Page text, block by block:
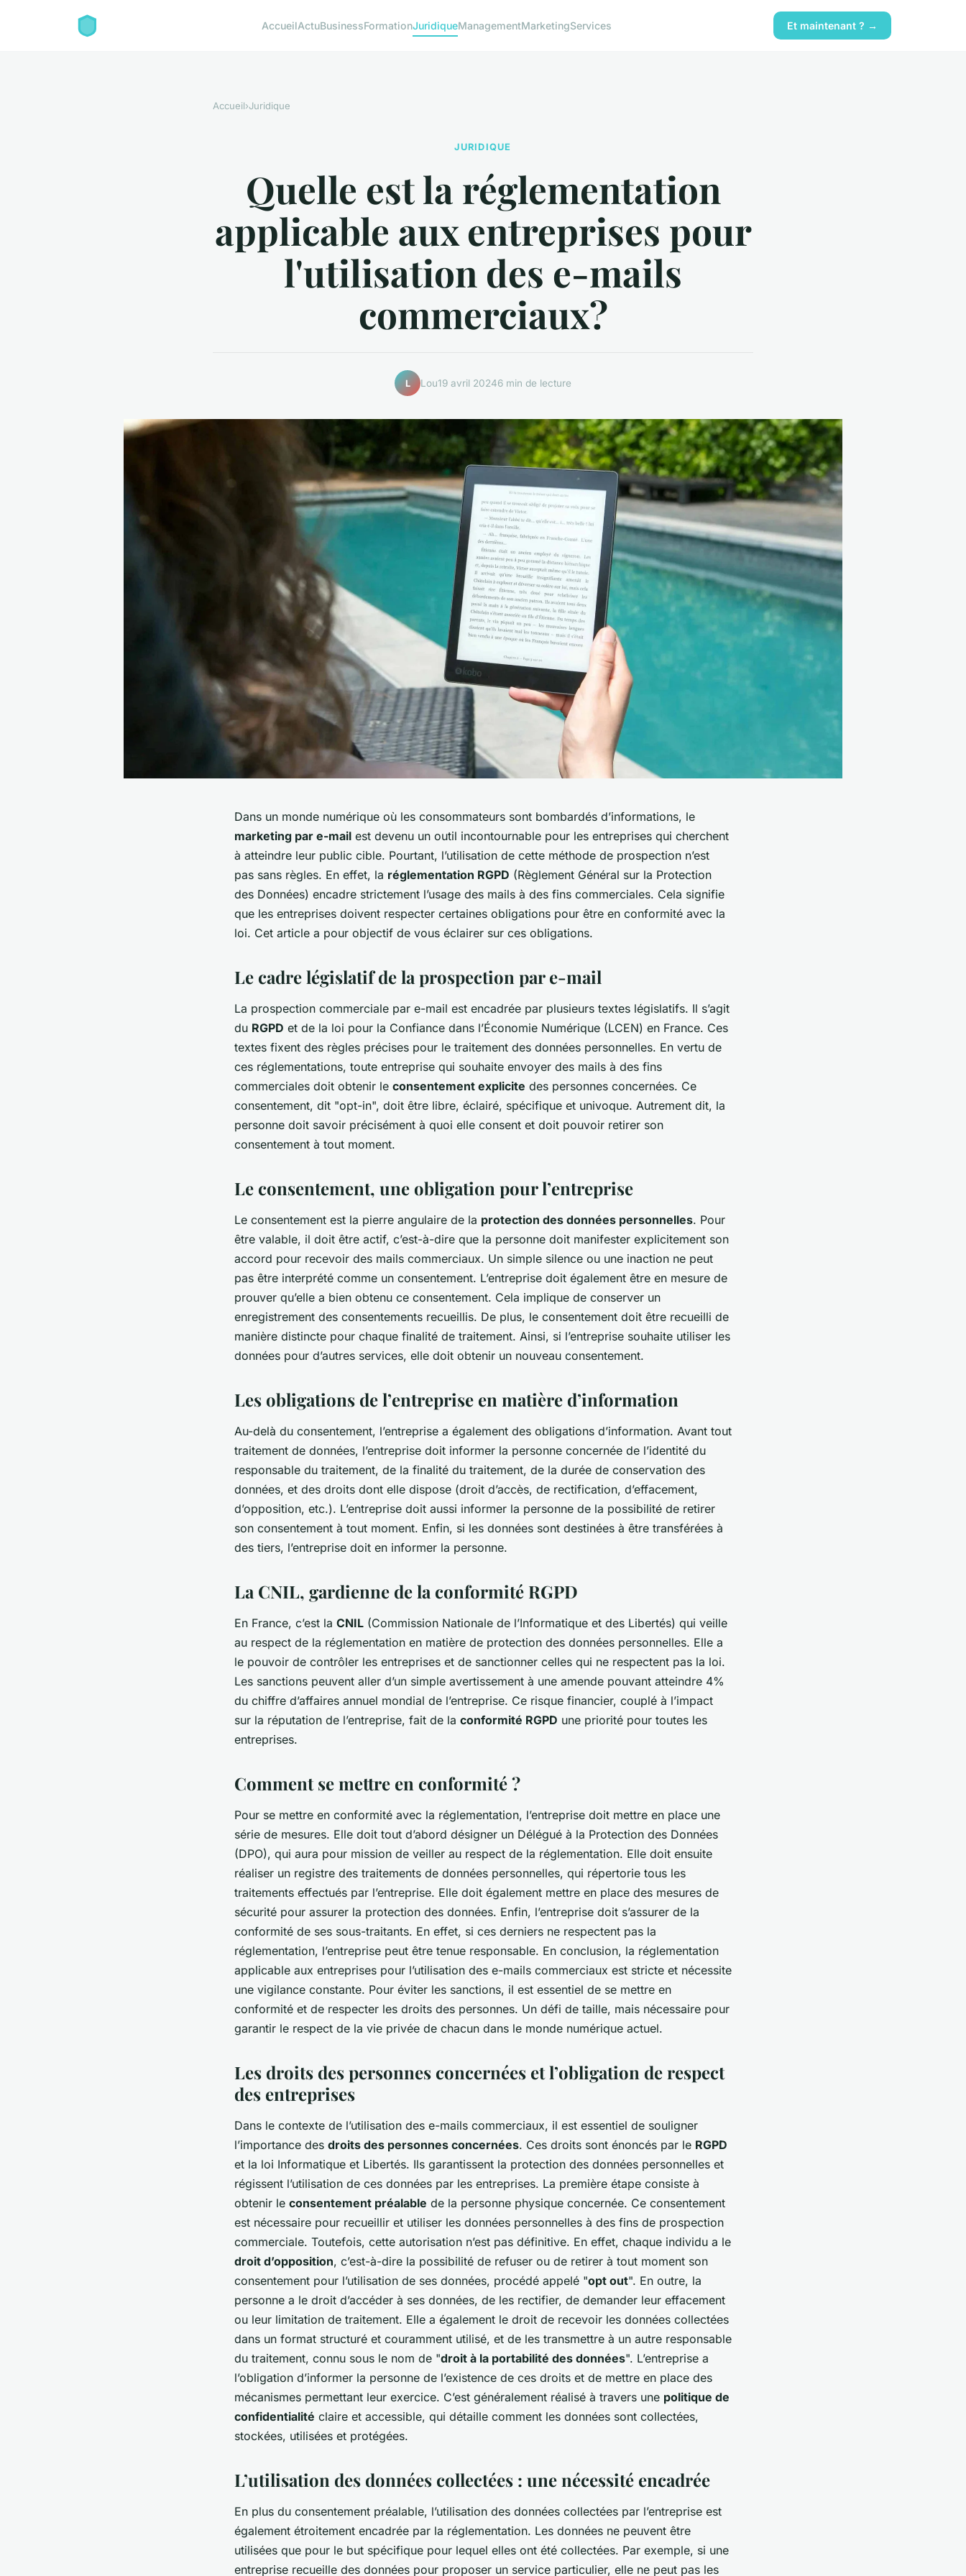
AccueilActuBusinessFormationJuridiqueManagementMarketingServices Et maintenant ? →
Accueil›Juridique
JURIDIQUE
Quelle est la réglementation
applicable aux entreprises pour
l'utilisation des e-mails
commerciaux?
L Lou19 avril 20246 min de lecture
Dans un monde numérique où les consommateurs sont bombardés d’informations, le
marketing par e-mail est devenu un outil incontournable pour les entreprises qui cherchent
à atteindre leur public cible. Pourtant, l’utilisation de cette méthode de prospection n’est
pas sans règles. En effet, la réglementation RGPD (Règlement Général sur la Protection
des Données) encadre strictement l’usage des mails à des fins commerciales. Cela signifie
que les entreprises doivent respecter certaines obligations pour être en conformité avec la
loi. Cet article a pour objectif de vous éclairer sur ces obligations.
Le cadre législatif de la prospection par e-mail
La prospection commerciale par e-mail est encadrée par plusieurs textes législatifs. Il s’agit
du RGPD et de la loi pour la Confiance dans l’Économie Numérique (LCEN) en France. Ces
textes fixent des règles précises pour le traitement des données personnelles. En vertu de
ces réglementations, toute entreprise qui souhaite envoyer des mails à des fins
commerciales doit obtenir le consentement explicite des personnes concernées. Ce
consentement, dit "opt-in", doit être libre, éclairé, spécifique et univoque. Autrement dit, la
personne doit savoir précisément à quoi elle consent et doit pouvoir retirer son
consentement à tout moment.
Le consentement, une obligation pour l’entreprise
Le consentement est la pierre angulaire de la protection des données personnelles. Pour
être valable, il doit être actif, c’est-à-dire que la personne doit manifester explicitement son
accord pour recevoir des mails commerciaux. Un simple silence ou une inaction ne peut
pas être interprété comme un consentement. L’entreprise doit également être en mesure de
prouver qu’elle a bien obtenu ce consentement. Cela implique de conserver un
enregistrement des consentements recueillis. De plus, le consentement doit être recueilli de
manière distincte pour chaque finalité de traitement. Ainsi, si l’entreprise souhaite utiliser les
données pour d’autres services, elle doit obtenir un nouveau consentement.
Les obligations de l’entreprise en matière d’information
Au-delà du consentement, l’entreprise a également des obligations d’information. Avant tout
traitement de données, l’entreprise doit informer la personne concernée de l’identité du
responsable du traitement, de la finalité du traitement, de la durée de conservation des
données, et des droits dont elle dispose (droit d’accès, de rectification, d’effacement,
d’opposition, etc.). L’entreprise doit aussi informer la personne de la possibilité de retirer
son consentement à tout moment. Enfin, si les données sont destinées à être transférées à
des tiers, l’entreprise doit en informer la personne.
La CNIL, gardienne de la conformité RGPD
En France, c’est la CNIL (Commission Nationale de l’Informatique et des Libertés) qui veille
au respect de la réglementation en matière de protection des données personnelles. Elle a
le pouvoir de contrôler les entreprises et de sanctionner celles qui ne respectent pas la loi.
Les sanctions peuvent aller d’un simple avertissement à une amende pouvant atteindre 4%
du chiffre d’affaires annuel mondial de l’entreprise. Ce risque financier, couplé à l’impact
sur la réputation de l’entreprise, fait de la conformité RGPD une priorité pour toutes les
entreprises.
Comment se mettre en conformité ?
Pour se mettre en conformité avec la réglementation, l’entreprise doit mettre en place une
série de mesures. Elle doit tout d’abord désigner un Délégué à la Protection des Données
(DPO), qui aura pour mission de veiller au respect de la réglementation. Elle doit ensuite
réaliser un registre des traitements de données personnelles, qui répertorie tous les
traitements effectués par l’entreprise. Elle doit également mettre en place des mesures de
sécurité pour assurer la protection des données. Enfin, l’entreprise doit s’assurer de la
conformité de ses sous-traitants. En effet, si ces derniers ne respectent pas la
réglementation, l’entreprise peut être tenue responsable. En conclusion, la réglementation
applicable aux entreprises pour l’utilisation des e-mails commerciaux est stricte et nécessite
une vigilance constante. Pour éviter les sanctions, il est essentiel de se mettre en
conformité et de respecter les droits des personnes. Un défi de taille, mais nécessaire pour
garantir le respect de la vie privée de chacun dans le monde numérique actuel.
Les droits des personnes concernées et l’obligation de respect
des entreprises
Dans le contexte de l’utilisation des e-mails commerciaux, il est essentiel de souligner
l’importance des droits des personnes concernées. Ces droits sont énoncés par le RGPD
et la loi Informatique et Libertés. Ils garantissent la protection des données personnelles et
régissent l’utilisation de ces données par les entreprises. La première étape consiste à
obtenir le consentement préalable de la personne physique concernée. Ce consentement
est nécessaire pour recueillir et utiliser les données personnelles à des fins de prospection
commerciale. Toutefois, cette autorisation n’est pas définitive. En effet, chaque individu a le
droit d’opposition, c’est-à-dire la possibilité de refuser ou de retirer à tout moment son
consentement pour l’utilisation de ses données, procédé appelé "opt out". En outre, la
personne a le droit d’accéder à ses données, de les rectifier, de demander leur effacement
ou leur limitation de traitement. Elle a également le droit de recevoir les données collectées
dans un format structuré et couramment utilisé, et de les transmettre à un autre responsable
du traitement, connu sous le nom de "droit à la portabilité des données". L’entreprise a
l’obligation d’informer la personne de l’existence de ces droits et de mettre en place des
mécanismes permettant leur exercice. C’est généralement réalisé à travers une politique de
confidentialité claire et accessible, qui détaille comment les données sont collectées,
stockées, utilisées et protégées.
L’utilisation des données collectées : une nécessité encadrée
En plus du consentement préalable, l’utilisation des données collectées par l’entreprise est
également étroitement encadrée par la réglementation. Les données ne peuvent être
utilisées que pour le but spécifique pour lequel elles ont été collectées. Par exemple, si une
entreprise recueille des données pour proposer un service particulier, elle ne peut pas les